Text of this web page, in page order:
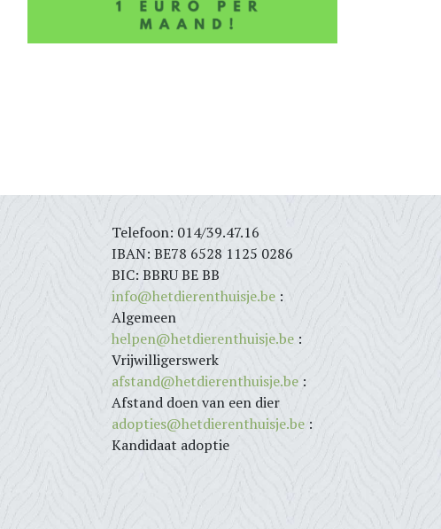
Telefoon: 014/39.47.16
IBAN: BE78 6528 1125 0286
BIC: BBRU BE BB
info@hetdierenthuisje.be :
Algemeen
helpen@hetdierenthuisje.be :
Vrijwilligerswerk
afstand@hetdierenthuisje.be :
Afstand doen van een dier
adopties@hetdierenthuisje.be :
Kandidaat adoptie